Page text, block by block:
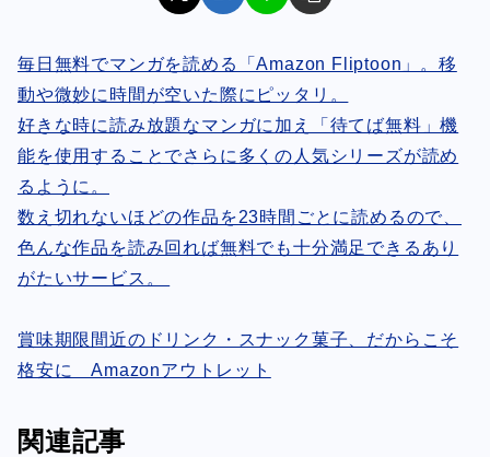
毎日無料でマンガを読める「Amazon Fliptoon」。移
動や微妙に時間が空いた際にピッタリ。
好きな時に読み放題なマンガに加え「待てば無料」機
能を使用することでさらに多くの人気シリーズが読め
るように。
数え切れないほどの作品を23時間ごとに読めるので、
色んな作品を読み回れば無料でも十分満足できるあり
がたいサービス。
賞味期限間近のドリンク・スナック菓子、だからこそ
格安に Amazonアウトレット
関連記事